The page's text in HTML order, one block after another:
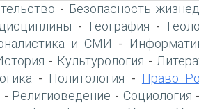
- Безопасность
- География -
и СМИ -
- Культурология -
- Политология - Право
- Религиоведение - Социология -